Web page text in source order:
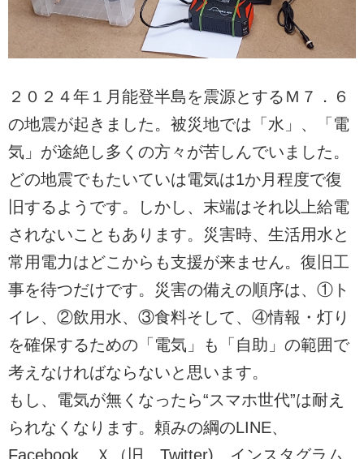
２０２４年１月能登半島を震源とするＭ７．６
の地震が起きました。被災地では「水」、「電
気」が途絶し多くの方々が苦しんでいました。
どの地震でもたいていは電気は1か月程度で復
旧するようです。しかし、末端はそれ以上給電
されないこともあります。災害時、生活用水と
常用電力はどこからも支援が来ません。復旧工
事を待つだけです。災害の備えの順序は、①ト
イレ、②飲用水、③食料そして、④情報・灯り
を確保するための「電気」も「自助」の範囲で
考えなければならないと思います。
もし、電気が無くなったら“スマホ世代”は耐え
られなくなります。頼みの綱のLINE、
Facebook、Ｘ（旧 Twitter)、インスタグラム